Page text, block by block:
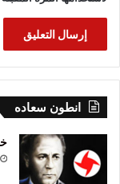
انطون سعاده